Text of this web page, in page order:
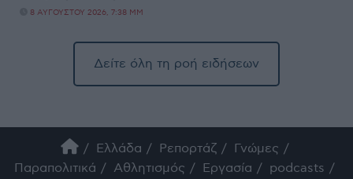
8 ΑΥΓΟΎΣΤΟΥ 2026, 7:38 ΜΜ
Δείτε όλη τη ροή ειδήσεων
Ελλάδα Ρεπορτάζ
Γνώμες
Παραπολιτικά
Αθλητισμός Εργασία
podcasts